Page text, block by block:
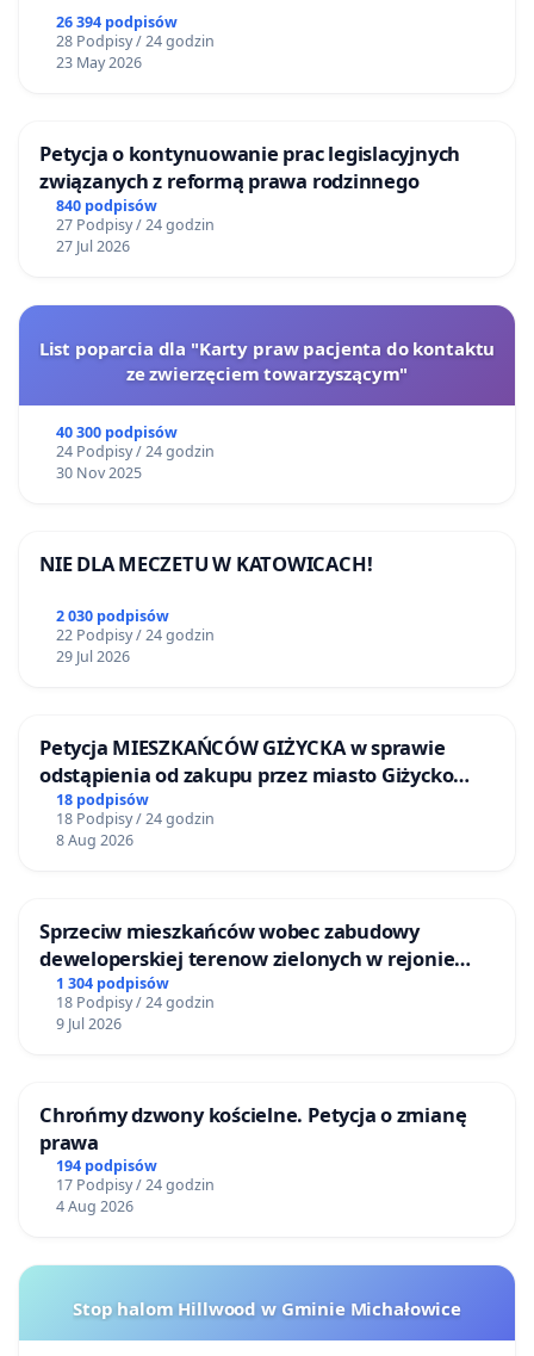
26 394 podpisów
28 Podpisy / 24 godzin
23 May 2026
Petycja o kontynuowanie prac legislacyjnych
związanych z reformą prawa rodzinnego
840 podpisów
27 Podpisy / 24 godzin
27 Jul 2026
List poparcia dla "Karty praw pacjenta do kontaktu
ze zwierzęciem towarzyszącym"
40 300 podpisów
24 Podpisy / 24 godzin
30 Nov 2025
NIE DLA MECZETU W KATOWICACH!
2 030 podpisów
22 Podpisy / 24 godzin
29 Jul 2026
Petycja MIESZKAŃCÓW GIŻYCKA w sprawie
odstąpienia od zakupu przez miasto Giżycko
nieruchomości położonej nad jeziorem Niegocin
18 podpisów
18 Podpisy / 24 godzin
8 Aug 2026
Sprzeciw mieszkańców wobec zabudowy
deweloperskiej terenow zielonych w rejonie
Bulwarów Straceńskich w Bielsku-Białej
1 304 podpisów
18 Podpisy / 24 godzin
9 Jul 2026
Chrońmy dzwony kościelne. Petycja o zmianę
prawa
194 podpisów
17 Podpisy / 24 godzin
4 Aug 2026
Stop halom Hillwood w Gminie Michałowice